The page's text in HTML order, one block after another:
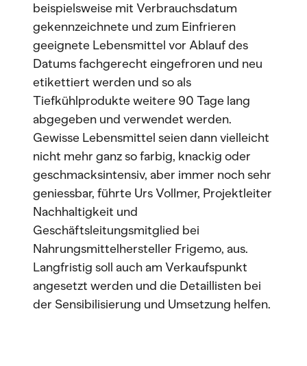
beispielsweise mit Verbrauchsdatum
gekennzeichnete und zum Einfrieren
geeignete Lebensmittel vor Ablauf des
Datums fachgerecht eingefroren und neu
etikettiert werden und so als
Tiefkühlprodukte weitere 90 Tage lang
abgegeben und verwendet werden.
Gewisse Lebensmittel seien dann vielleicht
nicht mehr ganz so farbig, knackig oder
geschmacksintensiv, aber immer noch sehr
geniessbar, führte Urs Vollmer, Projektleiter
Nachhaltigkeit und
Geschäftsleitungsmitglied bei
Nahrungsmittelhersteller Frigemo, aus.
Langfristig soll auch am Verkaufspunkt
angesetzt werden und die Detaillisten bei
der Sensibilisierung und Umsetzung helfen.